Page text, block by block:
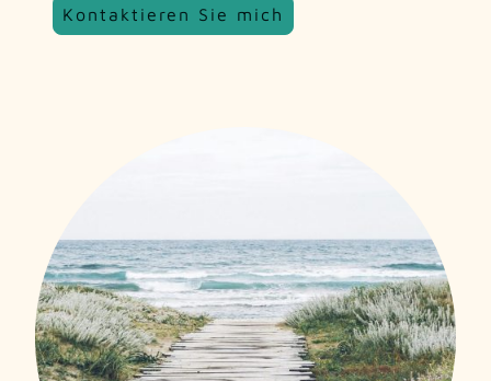
Kontaktieren Sie mich